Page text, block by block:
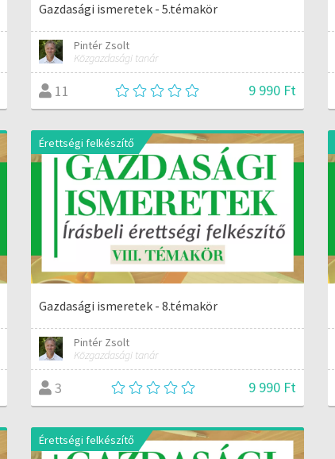
Gazdasági ismeretek - 5.témakör
Pintér Zsolt
Közgazdasági tanár
11 9 990 Ft
Érettségi felkészítő
Gazdasági ismeretek - 8.témakör
Pintér Zsolt
Közgazdasági tanár
3 9 990 Ft
Érettségi felkészítő